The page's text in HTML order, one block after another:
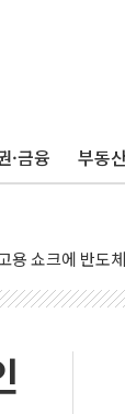
·금융 부동
결… 이스라엘·
우려 후퇴…나
월 금리 인상
라우드플레어·